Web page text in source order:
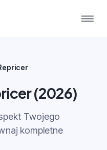
(2026)
Twojego
kompletne